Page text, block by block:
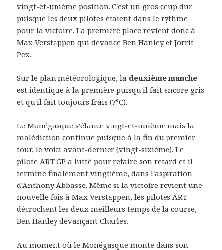
vingt-et-unième position. C'est un gros coup dur
puisque les deux pilotes étaient dans le rythme
pour la victoire. La première place revient donc à
Max Verstappen qui devance Ben Hanley et Jorrit
Pex.
Sur le plan météorologique, la deuxième manche
est identique à la première puisqu'il fait encore gris
et qu'il fait toujours frais (7°C).
Le Monégasque s'élance vingt-et-unième mais la
malédiction continue puisque à la fin du premier
tour, le voici avant-dernier (vingt-sixième). Le
pilote ART GP a lutté pour refaire son retard et il
termine finalement vingtième, dans l'aspiration
d'Anthony Abbasse. Même si la victoire revient une
nouvelle fois à Max Verstappen, les pilotes ART
décrochent les deux meilleurs temps de la course,
Ben Hanley devançant Charles.
Au moment où le Monégasque monte dans son